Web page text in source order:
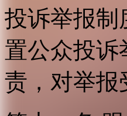
投诉举报制
置公众投诉
责，对举报